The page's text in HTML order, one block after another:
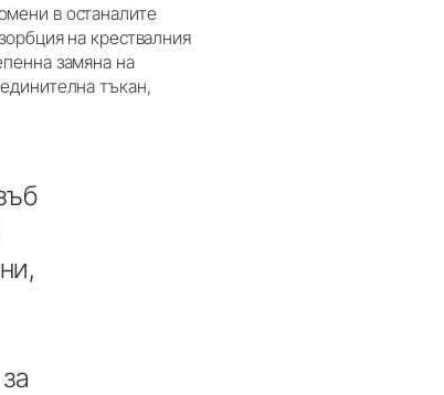
в останалите
на крествалния
замяна на
тъкан,
за